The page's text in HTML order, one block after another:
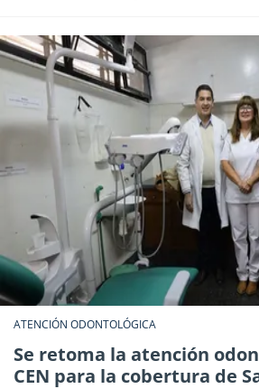
ATENCIÓN ODONTOLÓGICA
Se retoma la atención
CEN para la cobertura de